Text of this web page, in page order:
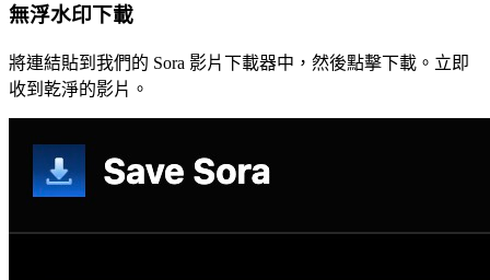
無浮水印下載
將連結貼到我們的 Sora 影片下載器中，然後點擊下載。立即
收到乾淨的影片。